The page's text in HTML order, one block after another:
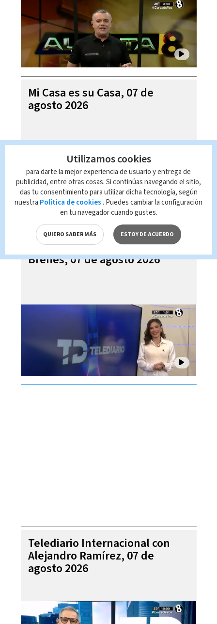
Mi Casa es su Casa, 07 de
agosto 2026
Telediario En Directo con Paula
Brenes, 07 de agosto 2026
Telediario Internacional con
Alejandro Ramírez, 07 de
agosto 2026
Utilizamos cookies
para darte la mejor experiencia de usuario y entrega de
publicidad, entre otras cosas. Si continúas navegando el sitio,
das tu consentimiento para utilizar dicha tecnología, según
nuestra Política de cookies . Puedes cambiar la configuración
en tu navegador cuando gustes.
QUIERO SABER MÁS ESTOY DE ACUERDO